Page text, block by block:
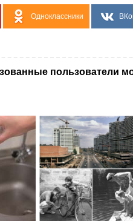
Одноклассники
пользователи